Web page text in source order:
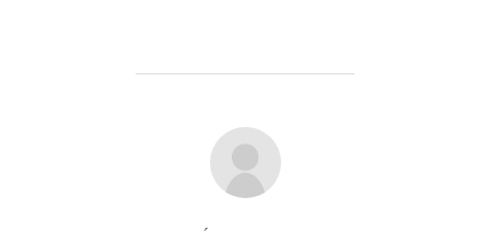
AUTEUR DE LA PUBLICATION